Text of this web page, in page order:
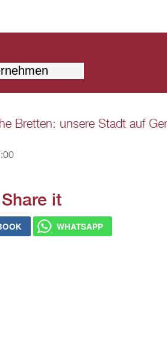
Bretten: unsere Stadt auf
Share it
WHATSAPP